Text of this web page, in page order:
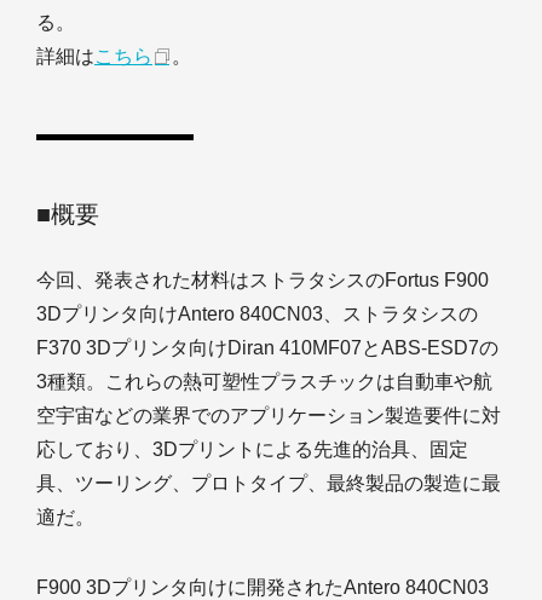
る。
詳細はこちら 。
■概要
今回、発表された材料はストラタシスのFortus F900
3Dプリンタ向けAntero 840CN03、ストラタシスの
F370 3Dプリンタ向けDiran 410MF07とABS-ESD7の
3種類。これらの熱可塑性プラスチックは自動車や航
空宇宙などの業界でのアプリケーション製造要件に対
応しており、3Dプリントによる先進的治具、固定
具、ツーリング、プロトタイプ、最終製品の製造に最
適だ。
F900 3Dプリンタ向けに開発されたAntero 840CN03